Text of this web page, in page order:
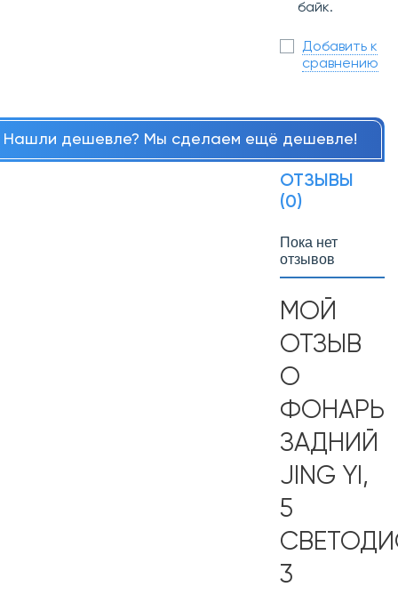
байк.
Добавить к
сравнению
Нашли дешевле? Мы сделаем ещё дешевле!
ОТЗЫВЫ
(0)
Пока нет
отзывов
МОЙ
ОТЗЫВ
О
ФОНАРЬ
ЗАДНИЙ
JING YI,
5
3